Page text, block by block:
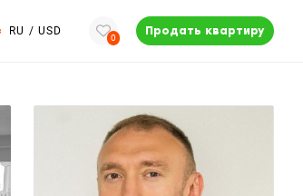
RU / USD
0
Продать квартиру